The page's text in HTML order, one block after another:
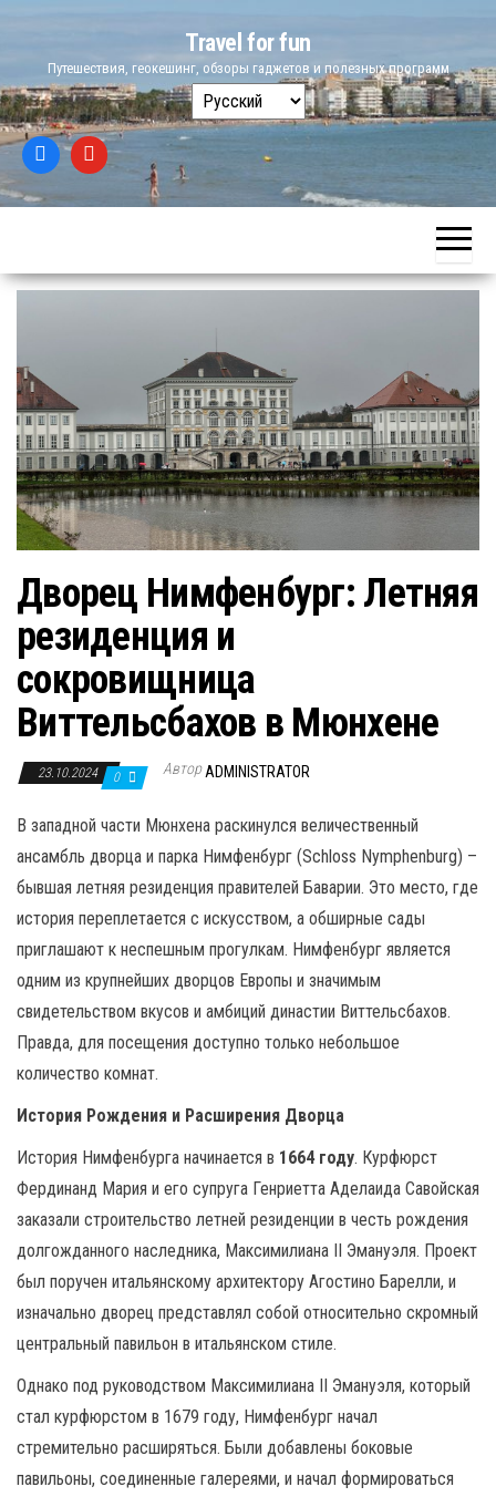
content
Travel for fun
Путешествия, геокешинг, обзоры гаджетов и полезных программ
Выбрать
язык
Дворец Нимфенбург: Летняя
резиденция и
сокровищница
Виттельсбахов в Мюнхене
23.10.2024 0 АвторADMINISTRATOR
В западной части Мюнхена раскинулся величественный
ансамбль дворца и парка Нимфенбург (Schloss Nymphenburg) –
бывшая летняя резиденция правителей Баварии. Это место, где
история переплетается с искусством, а обширные сады
приглашают к неспешным прогулкам. Нимфенбург является
одним из крупнейших дворцов Европы и значимым
свидетельством вкусов и амбиций династии Виттельсбахов.
Правда, для посещения доступно только небольшое
количество комнат.
История Рождения и Расширения Дворца
История Нимфенбурга начинается в 1664 году. Курфюрст
Фердинанд Мария и его супруга Генриетта Аделаида Савойская
заказали строительство летней резиденции в честь рождения
долгожданного наследника, Максимилиана II Эмануэля. Проект
был поручен итальянскому архитектору Агостино Барелли, и
изначально дворец представлял собой относительно скромный
центральный павильон в итальянском стиле.
Однако под руководством Максимилиана II Эмануэля, который
стал курфюрстом в 1679 году, Нимфенбург начал
стремительно расширяться. Были добавлены боковые
павильоны, соединенные галереями, и начал формироваться